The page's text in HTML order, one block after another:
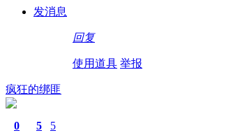
发消息
回复
使用道具 举报
疯狂的绑匪
0 5 5